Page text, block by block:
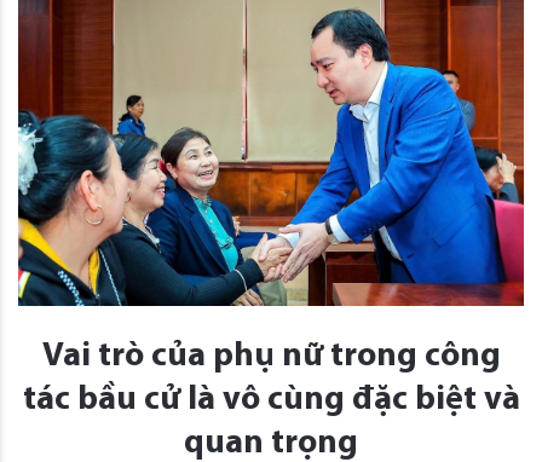
Vai trò của phụ nữ trong công
tác bầu cử là vô cùng đặc biệt và
quan trọng